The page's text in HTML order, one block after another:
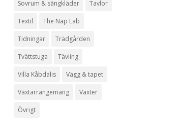
Sovrum & sängkläder Tavlor
Textil The Nap Lab
Tidningar Trädgården
Tvättstuga Tävling
Villa Kåbdalis Vägg & tapet
Växtarrangemang Växter
Övrigt